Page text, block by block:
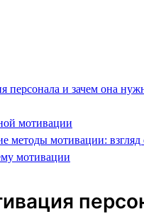
персонала и зачем она
мотивации
методы мотивации: взгляд
мотивации